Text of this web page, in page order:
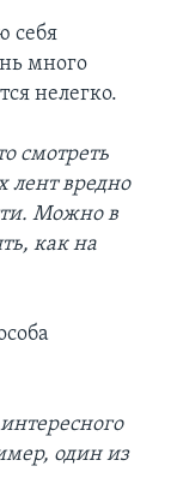
себя
много
нелегко.
смотреть
лент вредно
Можно в
как на
один из